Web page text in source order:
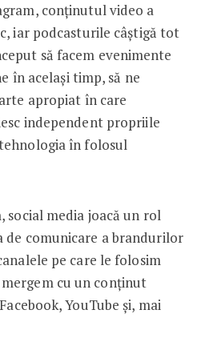
conți­nutul video a
iar podcasturile câștigă tot
să facem evenimente
în același timp, să ne
apropiat în care
independent propriile
în folosul
social media joacă un rol
comunicare a brandurilor
pe care le folosim
cu un conținut
YouTube și, mai